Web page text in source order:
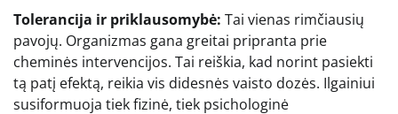
Tolerancija ir priklausomybė: Tai vienas rimčiausių
pavojų. Organizmas gana greitai pripranta prie
cheminės intervencijos. Tai reiškia, kad norint pasiekti
tą patį efektą, reikia vis didesnės vaisto dozės. Ilgainiui
susiformuoja tiek fizinė, tiek psichologinė